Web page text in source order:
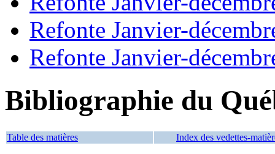
Refonte Janvier-
Refonte Janvier-
Bibliographie du
Table des matières Index des vedettes-